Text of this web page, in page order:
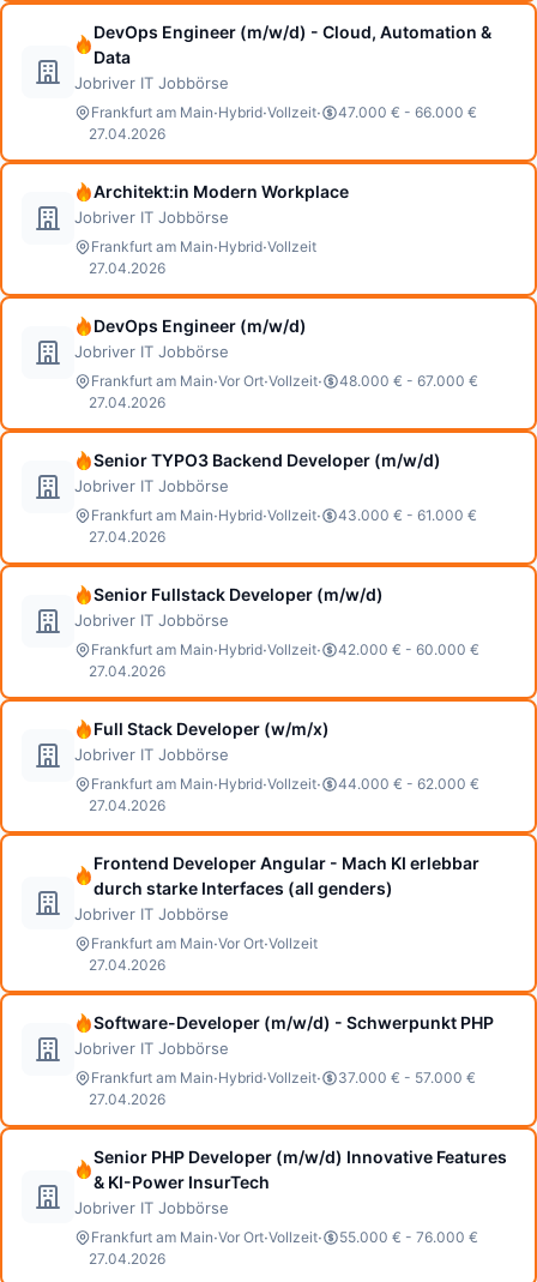
DevOps Engineer (m/w/d) - Cloud, Automation &
Data
Jobriver IT Jobbörse
Frankfurt am Main·Hybrid·Vollzeit·
47.000 € - 66.000 €
27.04.2026
Architekt:in Modern Workplace
Jobriver IT Jobbörse
Frankfurt am Main·Hybrid·Vollzeit
27.04.2026
DevOps Engineer (m/w/d)
Jobriver IT Jobbörse
Frankfurt am Main·Vor Ort·Vollzeit·
48.000 € - 67.000 €
27.04.2026
Senior TYPO3 Backend Developer (m/w/d)
Jobriver IT Jobbörse
Frankfurt am Main·Hybrid·Vollzeit·
43.000 € - 61.000 €
27.04.2026
Senior Fullstack Developer (m/w/d)
Jobriver IT Jobbörse
Frankfurt am Main·Hybrid·Vollzeit·
42.000 € - 60.000 €
27.04.2026
Full Stack Developer (w/m/x)
Jobriver IT Jobbörse
Frankfurt am Main·Hybrid·Vollzeit·
44.000 € - 62.000 €
27.04.2026
Frontend Developer Angular - Mach KI erlebbar
durch starke Interfaces (all genders)
Jobriver IT Jobbörse
Frankfurt am Main·Vor Ort·Vollzeit
27.04.2026
Software-Developer (m/w/d) - Schwerpunkt PHP
Jobriver IT Jobbörse
Frankfurt am Main·Hybrid·Vollzeit·
37.000 € - 57.000 €
27.04.2026
Senior PHP Developer (m/w/d) Innovative Features
& KI-Power InsurTech
Jobriver IT Jobbörse
Frankfurt am Main·Vor Ort·Vollzeit·
55.000 € - 76.000 €
27.04.2026